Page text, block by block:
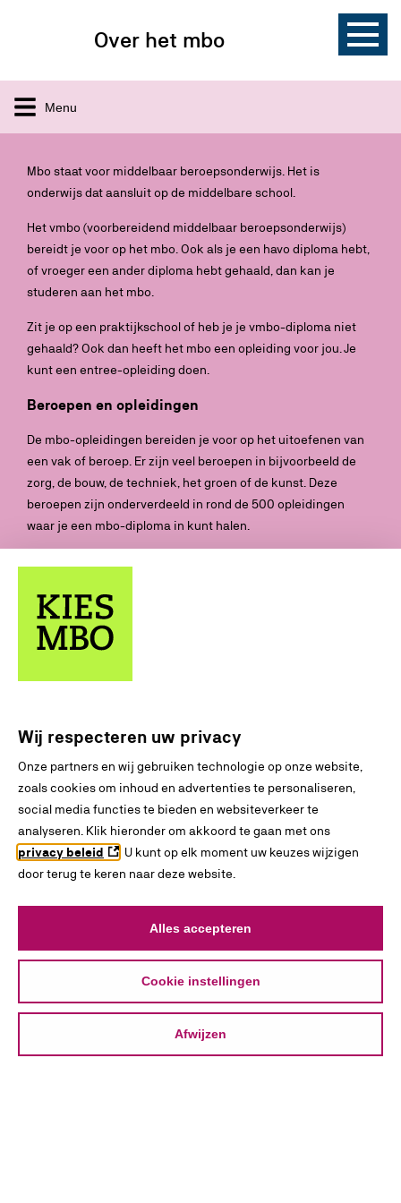
INTERESSES BLADEREN ZOEKEN VERGELIJKEN ONTDEKKEN
Over het mbo
Menu
Mbo staat voor middelbaar beroepsonderwijs. Het is
onderwijs dat aansluit op de middelbare school.
Het vmbo (voorbereidend middelbaar beroepsonderwijs)
bereidt je voor op het mbo. Ook als je een havo diploma hebt,
of vroeger een ander diploma hebt gehaald, dan kan je
studeren aan het mbo.
Zit je op een praktijkschool of heb je je vmbo-diploma niet
gehaald? Ook dan heeft het mbo een opleiding voor jou. Je
kunt een entree-opleiding doen.
Beroepen en opleidingen
De mbo-opleidingen bereiden je voor op het uitoefenen van
een vak of beroep. Er zijn veel beroepen in bijvoorbeeld de
zorg, de bouw, de techniek, het groen of de kunst. Deze
beroepen zijn onderverdeeld in rond de 500 opleidingen
waar je een mbo-diploma in kunt halen.
Je kunt met je behaalde diploma aan het werk gaan, maar je
kunt ook doorleren binnen het mbo of verder in het hbo
(hoger beroepsonderwijs).
regionale opleidingscentra (roc) en beroepscolleges. Er zijn
ook particuliere aanbieders die opleidingen kunnen geven.
Lees meer over toelating,niveausenleerwegen
Wij respecteren uw privacy
Onze partners en wij gebruiken technologie op onze website,
zoals cookies om inhoud en advertenties te personaliseren,
social media functies te bieden en websiteverkeer te
analyseren. Klik hieronder om akkoord te gaan met ons
privacy beleid
. U kunt op elk moment uw keuzes wijzigen
door terug te keren naar deze website.
Alles accepteren
Cookie instellingen
Afwijzen